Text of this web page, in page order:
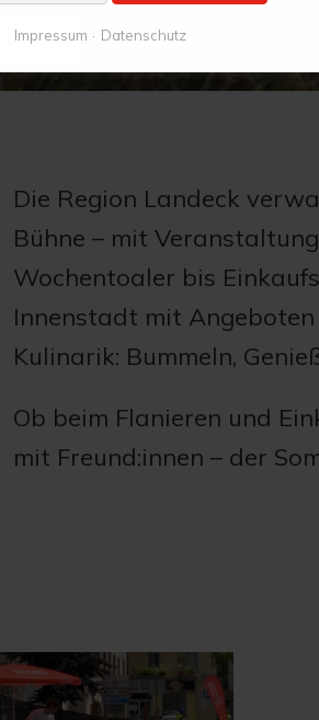
Die Region Landeck
Bühne – mit
Wochentoaler bis
Innenstadt mit
Kulinarik: Bummeln,
Ob beim Flanieren und
mit Freund:innen – der
Impressum Datenschutz